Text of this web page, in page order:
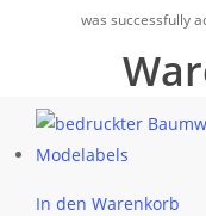
was successfully
Einzelnes Ergebnis wird
Produkte
In den Warenkorb